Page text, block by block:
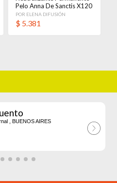
Pelo Anna De Sanctis X120
Ml
POR ELENA DIFUSIÓN
$ 5.381
, BUENOS AIRES